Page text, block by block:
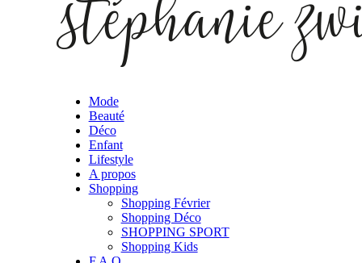
Mode
Beauté
Déco
Enfant
Lifestyle
A propos
Shopping
Shopping Février
Shopping Déco
SHOPPING SPORT
Shopping Kids